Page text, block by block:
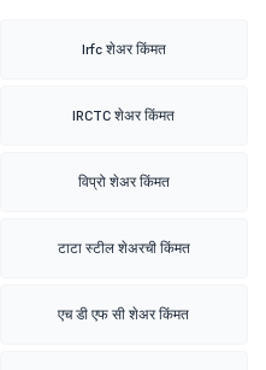
Irfc शेअर किंमत
IRCTC शेअर किंमत
विप्रो शेअर किंमत
टाटा स्टील शेअरची किंमत
एच डी एफ सी शेअर किंमत